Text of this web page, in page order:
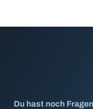
Du hast noch